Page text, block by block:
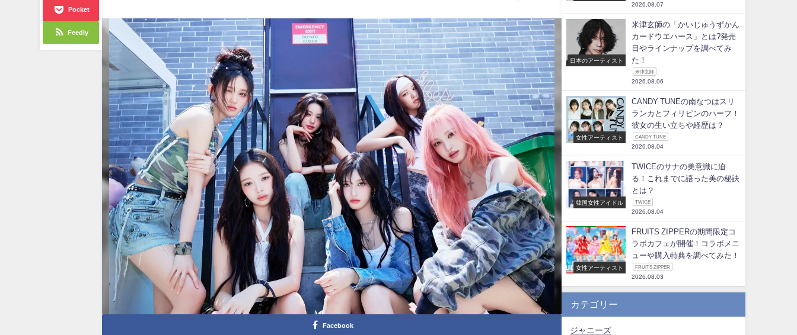
Pocket
Feedly
Facebook
2026.08.07
日本のアーティスト
米津玄師の「かいじゅうずかん
カードウエハース」とは?発売
日やラインナップを調べてみ
た！
米津玄師
2026.08.06
女性アーティスト
CANDY TUNEの南なつはスリ
ランカとフィリピンのハーフ！
彼女の生い立ちや経歴は？
CANDY TUNE
2026.08.04
韓国女性アイドル
TWICEのサナの美意識に迫
る！これまでに語った美の秘訣
とは？
TWICE
2026.08.04
女性アーティスト
FRUITS ZIPPERの期間限定コ
ラボカフェが開催！コラボメニ
ューや購入特典を調べてみた！
FRUITS ZIPPER
2026.08.03
カテゴリー
ジャニーズ